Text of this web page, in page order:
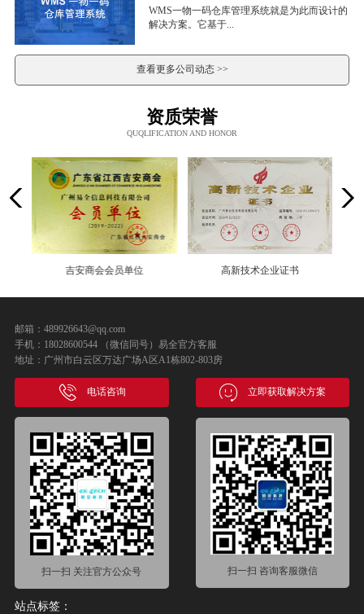
WMS一物一码仓库管理系统就是为此而设计的
解决方案。它基于...
查看更多公司动态 >>
资质荣誉
QUQLIFICATION AND HONOR
吉安商会会员单位 高新技术企业证书
邮箱：489926643@qq.com
手机：18028600544 （微信同号）易全官方客服
地址：广州市白云区万达广场A区A1栋802-803房
电话咨询 立即获取解决方案
扫一扫 关注官方公众号 扫一扫 咨询客服微信
站点标签：